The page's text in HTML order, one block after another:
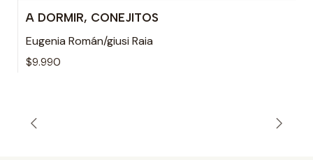
A DORMIR, CONEJITOS
Eugenia Román/giusi Raia
$9.990